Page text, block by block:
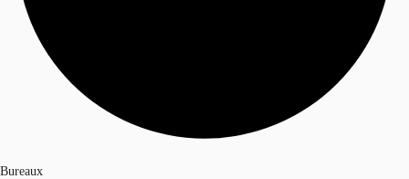
Bureaux